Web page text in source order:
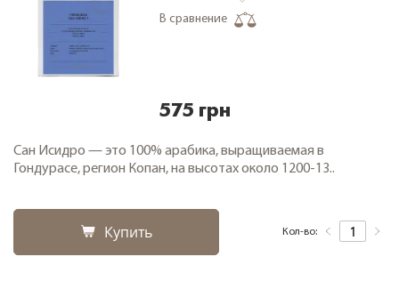
В сравнение
575 грн
Сан Исидро — это 100% арабика, выращиваемая в
Гондурасе, регион Копан, на высотах около 1200-13..
Купить Кол-во: